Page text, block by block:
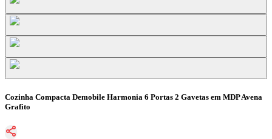
Cozinha Compacta Demobile Harmonia 6 Portas 2 Gavetas em MDP Avena
Grafito